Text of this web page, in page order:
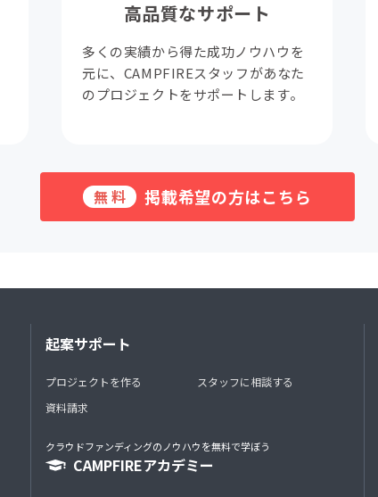
高品質なサポート
多くの実績から得た成功ノウハウを
元に、CAMPFIREスタッフがあなた
のプロジェクトをサポートします。
無料 掲載希望の方はこちら
起案サポート
プロジェクトを作る
資料請求
スタッフに相談する
クラウドファンディングのノウハウを無料で学ぼう
CAMPFIREアカデミー